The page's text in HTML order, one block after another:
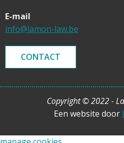
E-mail
info@lamon-law.be
CONTACT
Copyright © 2022 -
Een website door